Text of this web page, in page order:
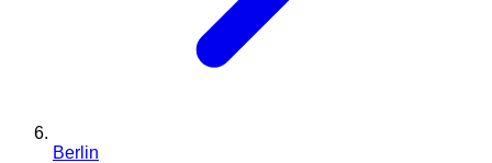
Berlin